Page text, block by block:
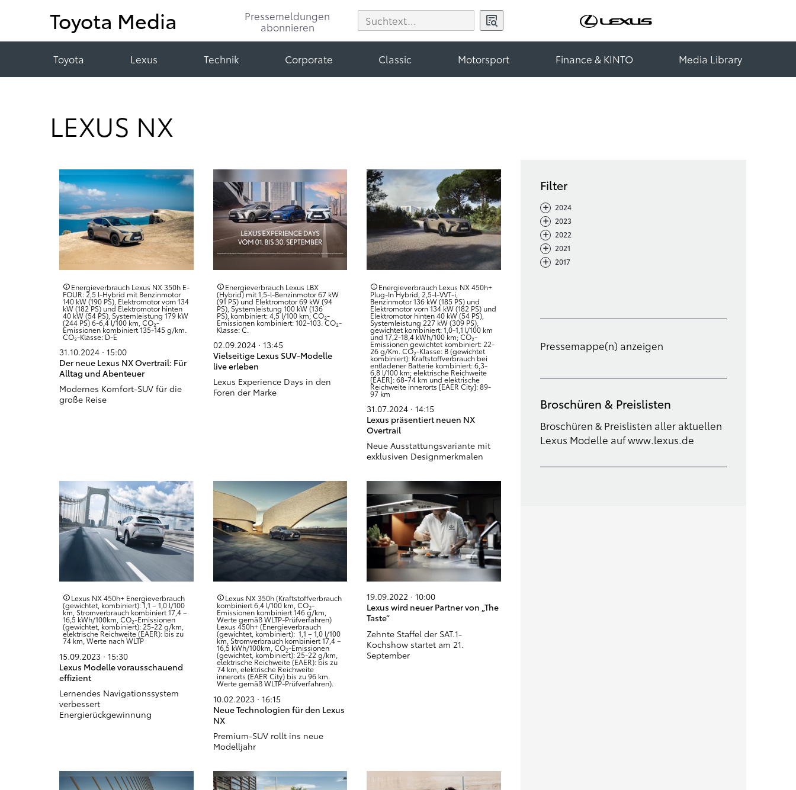
Toyota Media
Pressemeldungen
abonnieren
Toyota Lexus Technik Corporate Classic Motorsport Finance & KINTO Media Library
LEXUS NX
Energieverbrauch Lexus NX 350h E-
FOUR: 2,5 l-Hybrid mit Benzinmotor
140 kW (190 PS), Elektromotor vorn 134
kW (182 PS) und Elektromotor hinten
40 kW (54 PS), Systemleistung 179 kW
(244 PS) 6-6,4 l/100 km, CO₂-
Emissionen kombiniert 135-145 g/km.
CO₂-Klasse: D-E
31.10.2024 · 15:00
Der neue Lexus NX Overtrail: Für
Alltag und Abenteuer
Modernes Komfort-SUV für die
große Reise
Energieverbrauch Lexus LBX
(Hybrid) mit 1,5-l-Benzinmotor 67 kW
(91 PS) und Elektromotor 69 kW (94
PS), Systemleistung 100 kW (136
PS), kombiniert: 4,5 l/100 km; CO₂-
Emissionen kombiniert: 102-103. CO₂-
Klasse: C.
02.09.2024 · 13:45
Vielseitige Lexus SUV-Modelle
live erleben
Lexus Experience Days in den
Foren der Marke
Energieverbrauch Lexus NX 450h+
Plug-In Hybrid, 2,5-l-VVT-i,
Benzinmotor 136 kW (185 PS) und
Elektromotor vorn 134 kW (182 PS) und
Elektromotor hinten 40 kW (54 PS),
Systemleistung 227 kW (309 PS),
gewichtet kombiniert: 1,0-1,1 l/100 km
und 17,2-18,4 kWh/100 km; CO₂-
Emissionen gewichtet kombiniert: 22-
26 g/Km. CO₂-Klasse: B (gewichtet
kombiniert): Kraftstoffverbrauch bei
entladener Batterie kombiniert: 6,3-
6,8 l/100 km; elektrische Reichweite
[EAER]: 68-74 km und elektrische
Reichweite innerorts [EAER City]: 89-
97 km
31.07.2024 · 14:15
Lexus präsentiert neuen NX
Overtrail
Neue Ausstattungsvariante mit
exklusiven Designmerkmalen
Lexus NX 450h+ Energieverbrauch
(gewichtet, kombiniert): 1,1 – 1,0 l/100
km, Stromverbrauch kombiniert 17,4 –
16,5 kWh/100km, CO₂-Emissionen
(gewichtet, kombiniert): 25-22 g/km,
elektrische Reichweite (EAER): bis zu
74 km, Werte nach WLTP
15.09.2023 · 15:30
Lexus Modelle vorausschauend
effizient
Lernendes Navigationssystem
verbessert
Energierückgewinnung
Lexus NX 350h (Kraftstoffverbrauch
kombiniert 6,4 l/100 km, CO2-
Emissionen kombiniert 146 g/km,
Werte gemäß WLTP-Prüfverfahren)
Lexus 450h+ (Energieverbrauch
(gewichtet, kombiniert): 1,1 – 1,0 l/100
km, Stromverbrauch kombiniert 17,4 –
16,5 kWh/100km, CO2-Emissionen
(gewichtet, kombiniert): 25-22 g/km,
elektrische Reichweite (EAER): bis zu
74 km, elektrische Reichweite
innerorts (EAER City) bis zu 96 km.
Werte gemäß WLTP-Prüfverfahren).
10.02.2023 · 16:15
Neue Technologien für den Lexus
NX
Premium-SUV rollt ins neue
Modelljahr
19.09.2022 · 10:00
Lexus wird neuer Partner von „The
Taste“
Zehnte Staffel der SAT.1-
Kochshow startet am 21.
September
Filter
+- 2024
+- 2023
+- 2022
+- 2021
+- 2017
Pressemappe(n) anzeigen
Broschüren & Preislisten
Broschüren & Preislisten aller aktuellen
Lexus Modelle auf www.lexus.de